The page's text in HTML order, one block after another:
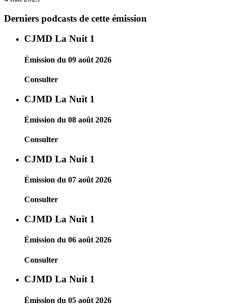
Derniers podcasts de cette émission
CJMD La Nuit 1
Émission du 09 août 2026
Consulter
CJMD La Nuit 1
Émission du 08 août 2026
Consulter
CJMD La Nuit 1
Émission du 07 août 2026
Consulter
CJMD La Nuit 1
Émission du 06 août 2026
Consulter
CJMD La Nuit 1
Émission du 05 août 2026